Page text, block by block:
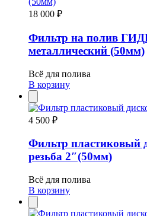
18 000 ₽
Фильтр на полив
металлический (50мм)
Всё для полива
В корзину
4 500 ₽
Фильтр пластиковый
резьба 2″(50мм)
Всё для полива
В корзину